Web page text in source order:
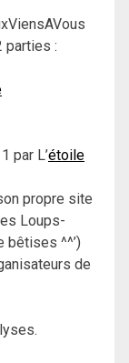
parties :
par L’étoile
propre site
Loups-
bêtises ^^’)
de